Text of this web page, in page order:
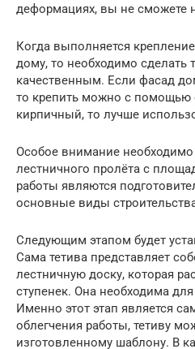
деформациях, вы не сможете
Когда выполняется
дому, то необходимо сделать
качественным. Если фасад
то крепить можно с помощью
кирпичный, то лучше
Особое внимание
лестничного пролёта с
работы являются
основные виды
Следующим этапом будет
Сама тетива представляет
лестничную доску, которая
ступенек. Она необходима
Именно этот этап является
облегчения работы, тетиву
изготовленному шаблону. В